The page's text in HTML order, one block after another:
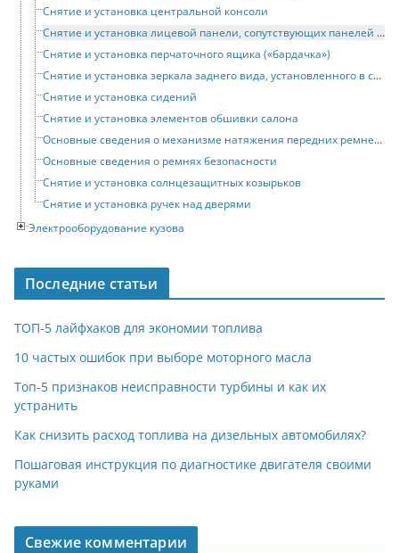
Снятие и установка центральной консоли
Снятие и установка лицевой панели, сопутствующих панелей и поперечины
Снятие и установка перчаточного ящика («бардачка»)
Снятие и установка зеркала заднего вида, установленного в салоне автомобиля
Снятие и установка сидений
Снятие и установка элементов обшивки салона
Основные сведения о механизме натяжения передних ремней безопасности
Основные сведения о ремнях безопасности
Снятие и установка солнцезащитных козырьков
Снятие и установка ручек над дверями
Электрооборудование кузова
Последние статьи
ТОП-5 лайфхаков для экономии топлива
10 частых ошибок при выборе моторного масла
Топ-5 признаков неисправности турбины и как их
устранить
Как снизить расход топлива на дизельных автомобилях?
Пошаговая инструкция по диагностике двигателя своими
руками
Свежие комментарии